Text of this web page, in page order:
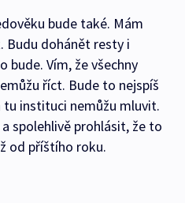
bude také. Mám
Budu dohánět resty i
bude. Vím, že všechny
říct. Bude to nejspíš
tu instituci nemůžu mluvit.
spolehlivě prohlásit, že to
od příštího roku.